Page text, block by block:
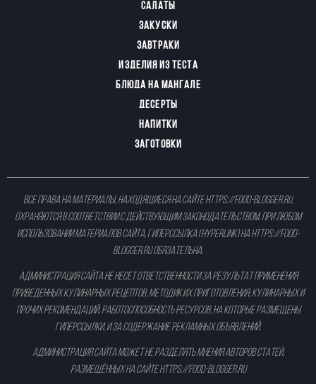
САЛАТЫ
ЗАКУСКИ
ЗАВТРАКИ
ИЗДЕЛИЯ ИЗ ТЕСТА
БЛЮДА НА МАНГАЛЕ
ДЕСЕРТЫ
НАПИТКИ
ЗАГОТОВКИ
Все права на материалы, находящиеся на сайтеhttps://food-blogger.ru,
охраняются в соответствии с действующим законодательством. При любом
использовании материалов сайта, гиперссылка (hyperlink) наhttps://food-
blogger.ruобязательна.
Администрация сайта не несет ответственности за результат применения
приведенных кулинарных рецептов, методик их приготовления, кулинарных и
прочих рекомендаций, работоспособность ресурсов, на которые размещены
гиперссылки, и за содержание рекламных объявлений.
Администрация сайта может не разделять мнения авторов статей,
размещённых на сайтеhttps://food-blogger.ru